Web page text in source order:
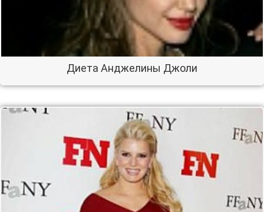
Диета Анджелины Джоли